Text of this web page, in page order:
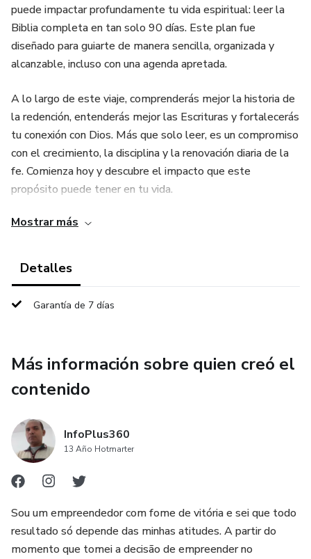
puede impactar profundamente tu vida espiritual: leer la
Biblia completa en tan solo 90 días. Este plan fue
diseñado para guiarte de manera sencilla, organizada y
alcanzable, incluso con una agenda apretada.
A lo largo de este viaje, comprenderás mejor la historia de
la redención, entenderás mejor las Escrituras y fortalecerás
tu conexión con Dios. Más que solo leer, es un compromiso
con el crecimiento, la disciplina y la renovación diaria de la
fe. Comienza hoy y descubre el impacto que este
propósito puede tener en tu vida.
Mostrar más
Detalles
Garantía de 7 días
Más información sobre quien creó el
contenido
InfoPlus360
13 Año Hotmarter
Sou um empreendedor com fome de vitória e sei que todo
resultado só depende das minhas atitudes. A partir do
momento que tomei a decisão de empreender no